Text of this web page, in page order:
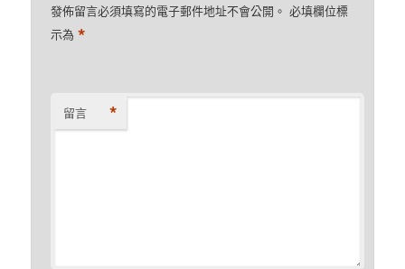
發佈留言必須填寫的電子郵件地址不會公開。 必填欄位標
示為*
留言 *